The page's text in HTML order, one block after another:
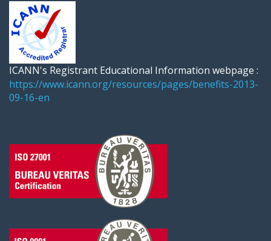
ICANN's Registrant Educational Information webpage :
https://www.icann.org/resources/pages/benefits-2013-
09-16-en